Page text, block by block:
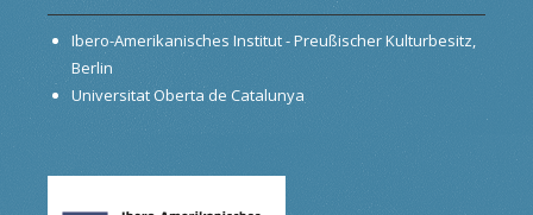
Ibero-Amerikanisches Institut - Preußischer Kulturbesitz,
Berlin
Universitat Oberta de Catalunya